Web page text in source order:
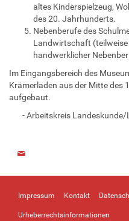
altes Kinderspielzeug,
des 20. Jahrhunderts.
Nebenberufe des
Landwirtschaft (teilweise
handwerklicher
Im Eingangsbereich des
Krämerladen aus der Mitte des
aufgebaut.
- Arbeitskreis
Impressum Kontakt
Urheberrechtsinformationen